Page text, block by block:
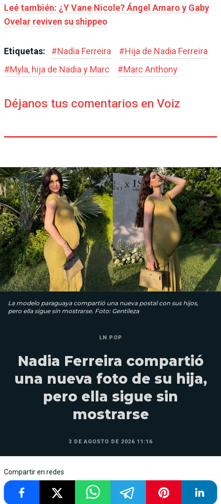
Leé también: ¿Y Vane Nicole? Ángel Amaro y Gaby
Ovelar reviven su shippeo
Etiquetas: #Nadia Ferreira #Hija de Nadia Ferreira
#Myla, hija de Nadia y Marc #Marc Anthony
Déjanos tus comentarios en Voiz
La modelo paraguaya compartió una nueva postal con sus hijos,
pero ella sigue sin mostrarse. Foto: Gentileza
LN POP
Nadia Ferreira compartió
una nueva foto de su hija,
pero ella sigue sin
mostrarse
3 DE AGOSTO DE 2026 11:16
Compartir en redes